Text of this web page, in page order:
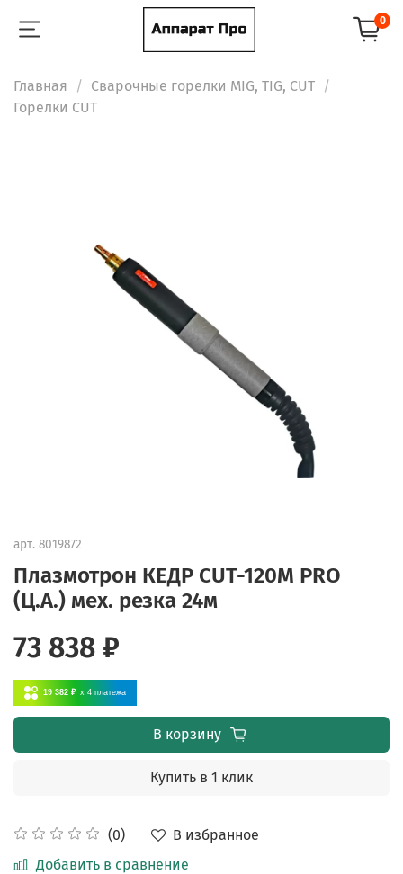
0
Главная
Сварочные горелки MIG, TIG, CUT
Горелки CUT
арт. 8019872
Плазмотрон КЕДР CUT-120M PRO
(Ц.А.) мех. резка 24м
(0)
В избранное
Добавить в сравнение
73 838 ₽
19 382 ₽ x 4 платежа
В корзину
Купить в 1 клик